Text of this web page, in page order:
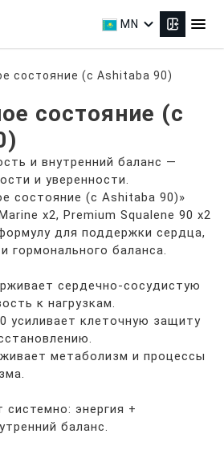
MN expand_more menu
состояние (с
и внутренний баланс —
и уверенности.
состояние (с Ashitaba 90)»
x2, Premium Squalene 90 x2
для поддержки сердца,
гормонального баланса.
сердечно-сосудистую
к нагрузкам.
усиливает клеточную защиту
метаболизм и процессы
энергия +
баланс.